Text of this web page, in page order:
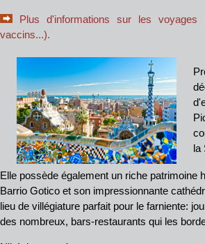
Plus d'informations sur les voyages
vaccins...).
la
Elle possède également un riche patrimoine
Barrio Gotico et son impressionnante
lieu de villégiature parfait pour le farniente:
des nombreux, bars-restaurants qui les